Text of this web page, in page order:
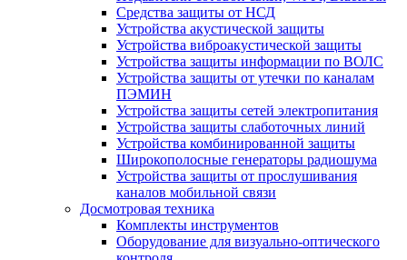
Средства защиты от НСД
Устройства акустической защиты
Устройства виброакустической защиты
Устройства защиты информации по ВОЛС
Устройства защиты от утечки по каналам
ПЭМИН
Устройства защиты сетей электропитания
Устройства защиты слаботочных линий
Устройства комбинированной защиты
Широкополосные генераторы радиошума
Устройства защиты от прослушивания
каналов мобильной связи
Досмотровая техника
Комплекты инструментов
Оборудование для визуально-оптического